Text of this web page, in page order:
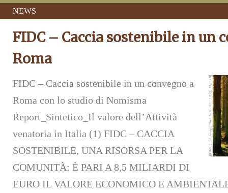
NEWS
FIDC – Caccia sostenibile in un
Roma
FIDC – Caccia sostenibile in un convegno a
Roma con lo studio di Nomisma
Report_Sintetico_Il valore dell’Attività
venatoria in Italia (1) FIDC – CACCIA
SOSTENIBILE, UNA RISORSA PER LA
COMUNITÀ: È PARI A 8,5 MILIARDI DI
EURO IL VALORE ECONOMICO E